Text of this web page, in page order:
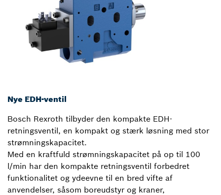
Nye EDH-ventil
Bosch Rexroth tilbyder den kompakte EDH-
retningsventil, en kompakt og stærk løsning med stor
strømningskapacitet.
Med en kraftfuld strømningskapacitet på op til 100
l/min har den kompakte retningsventil forbedret
funktionalitet og ydeevne til en bred vifte af
anvendelser, såsom boreudstyr og kraner,